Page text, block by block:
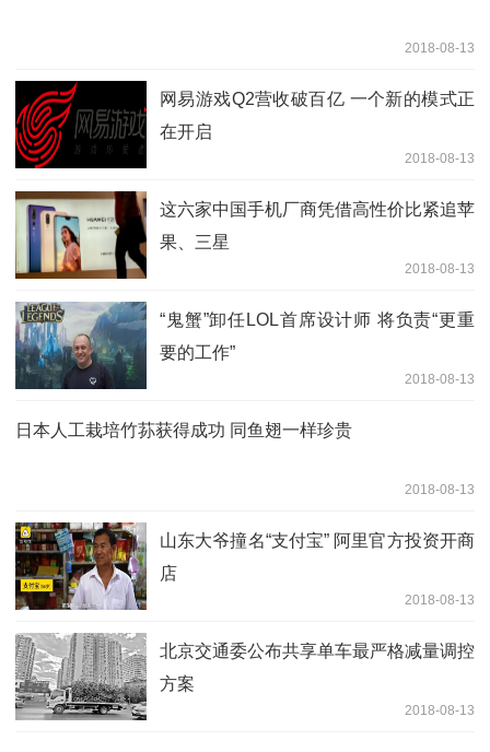
2018-08-13
网易游戏Q2营收破百亿 一个新的模式正
在开启
2018-08-13
这六家中国手机厂商凭借高性价比紧追苹
果、三星
2018-08-13
“鬼蟹”卸任LOL首席设计师 将负责“更重
要的工作”
2018-08-13
日本人工栽培竹荪获得成功 同鱼翅一样珍贵
2018-08-13
山东大爷撞名“支付宝” 阿里官方投资开商
店
2018-08-13
北京交通委公布共享单车最严格减量调控
方案
2018-08-13